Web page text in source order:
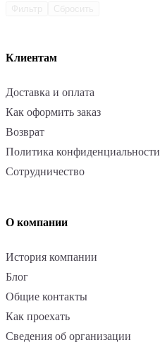
Клиентам
Доставка и оплата
Как оформить заказ
Возврат
Политика конфиденциальности
Сотрудничество
О компании
История компании
Блог
Общие контакты
Как проехать
Сведения об организации